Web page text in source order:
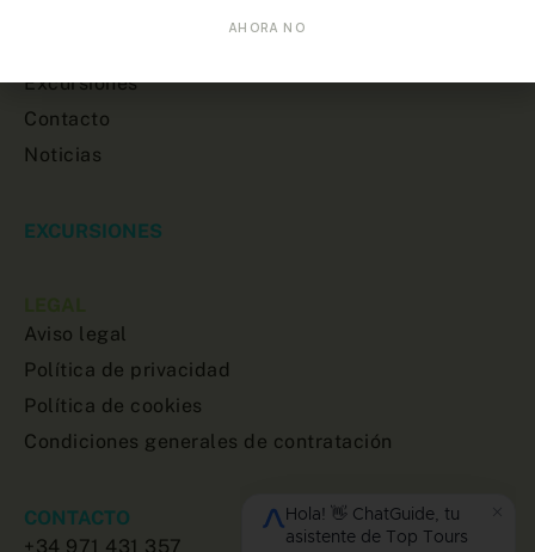
Excursiones
Contacto
Noticias
EXCURSIONES
Aviso legal
Política de privacidad
Política de cookies
Condiciones generales de contratación
CONTACTO
+34 971 431 357
AHORA NO